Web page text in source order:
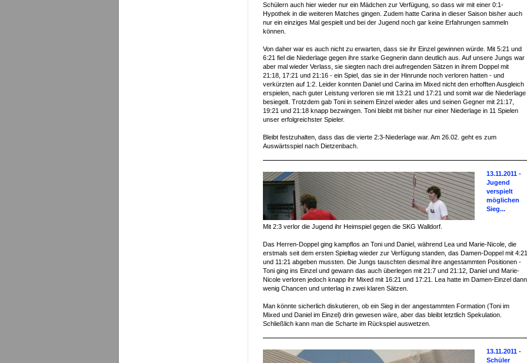
Schülern auch hier wieder nur ein Mädchen zur Verfügung, so dass wir mit einer 0:1-
Hypothek in die weiteren Matches gingen. Zudem hatte Carina in dieser Saison bisher auch
nur ein einziges Mal gespielt und bei der Jugend noch gar keine Erfahrungen sammeln
können.
Von daher war es auch nicht zu erwarten, dass sie ihr Einzel gewinnen würde. Mit 5:21 und
6:21 fiel die Niederlage gegen ihre starke Gegnerin dann deutlich aus. Auf unsere Jungs war
aber mal wieder Verlass, sie siegten nach drei aufregenden Sätzen in ihrem Doppel mit
21:18, 17:21 und 21:16 - ein Spiel, das sie in der Hinrunde noch verloren hatten - und
verkürzten auf 1:2. Leider konnten Daniel und Carina im Mixed nicht den erhofften Ausgleich
erspielen, nach guter Leistung verloren sie mit 13:21 und 17:21 und somit war die Niederlage
besiegelt. Trotzdem gab Toni in seinem Einzel wieder alles und seinen Gegner mit 21:17,
19:21 und 21:18 knapp bezwingen. Toni bleibt mit bisher nur einer Niederlage in 11 Spielen
unser erfolgreichster Spieler.
Bleibt festzuhalten, dass das die vierte 2:3-Niederlage war. Am 26.02. geht es zum
Auswärtsspiel nach Dietzenbach.
13.11.2011 -
Jugend
verspielt
möglichen
Sieg...
Mit 2:3 verlor die Jugend ihr Heimspiel gegen die SKG Walldorf.
Das Herren-Doppel ging kampflos an Toni und Daniel, während Lea und Marie-Nicole, die
erstmals seit dem ersten Spieltag wieder zur Verfügung standen, das Damen-Doppel mit 4:21
und 11:21 abgeben mussten. Die Jungs tauschten diesmal ihre angestammten Positionen -
Toni ging ins Einzel und gewann das auch überlegen mit 21:7 und 21:12, Daniel und Marie-
Nicole verloren jedoch knapp ihr Mixed mit 16:21 und 17:21. Lea hatte im Damen-Einzel dann
wenig Chancen und unterlag in zwei klaren Sätzen.
Man könnte sicherlich diskutieren, ob ein Sieg in der angestammten Formation (Toni im
Mixed und Daniel im Einzel) drin gewesen wäre, aber das bleibt letztlich Spekulation.
Schließlich kann man die Scharte im Rückspiel auswetzen.
13.11.2011 -
Schüler